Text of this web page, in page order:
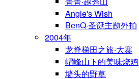
Angle's Wish
BenQ·圣诞主题外拍
2004年
龙脊梯田之旅·大寨
帽峰山下的美味烧鸡
墙头的野草